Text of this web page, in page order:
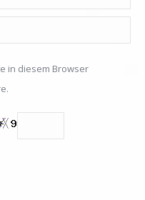
in diesem Browser